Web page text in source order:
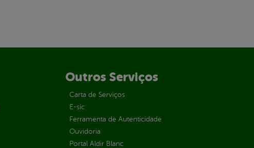
Outros Serviços
Carta de Serviços
E-sic
Ferramenta de Autenticidade
Ouvidoria
Portal Aldir Blanc